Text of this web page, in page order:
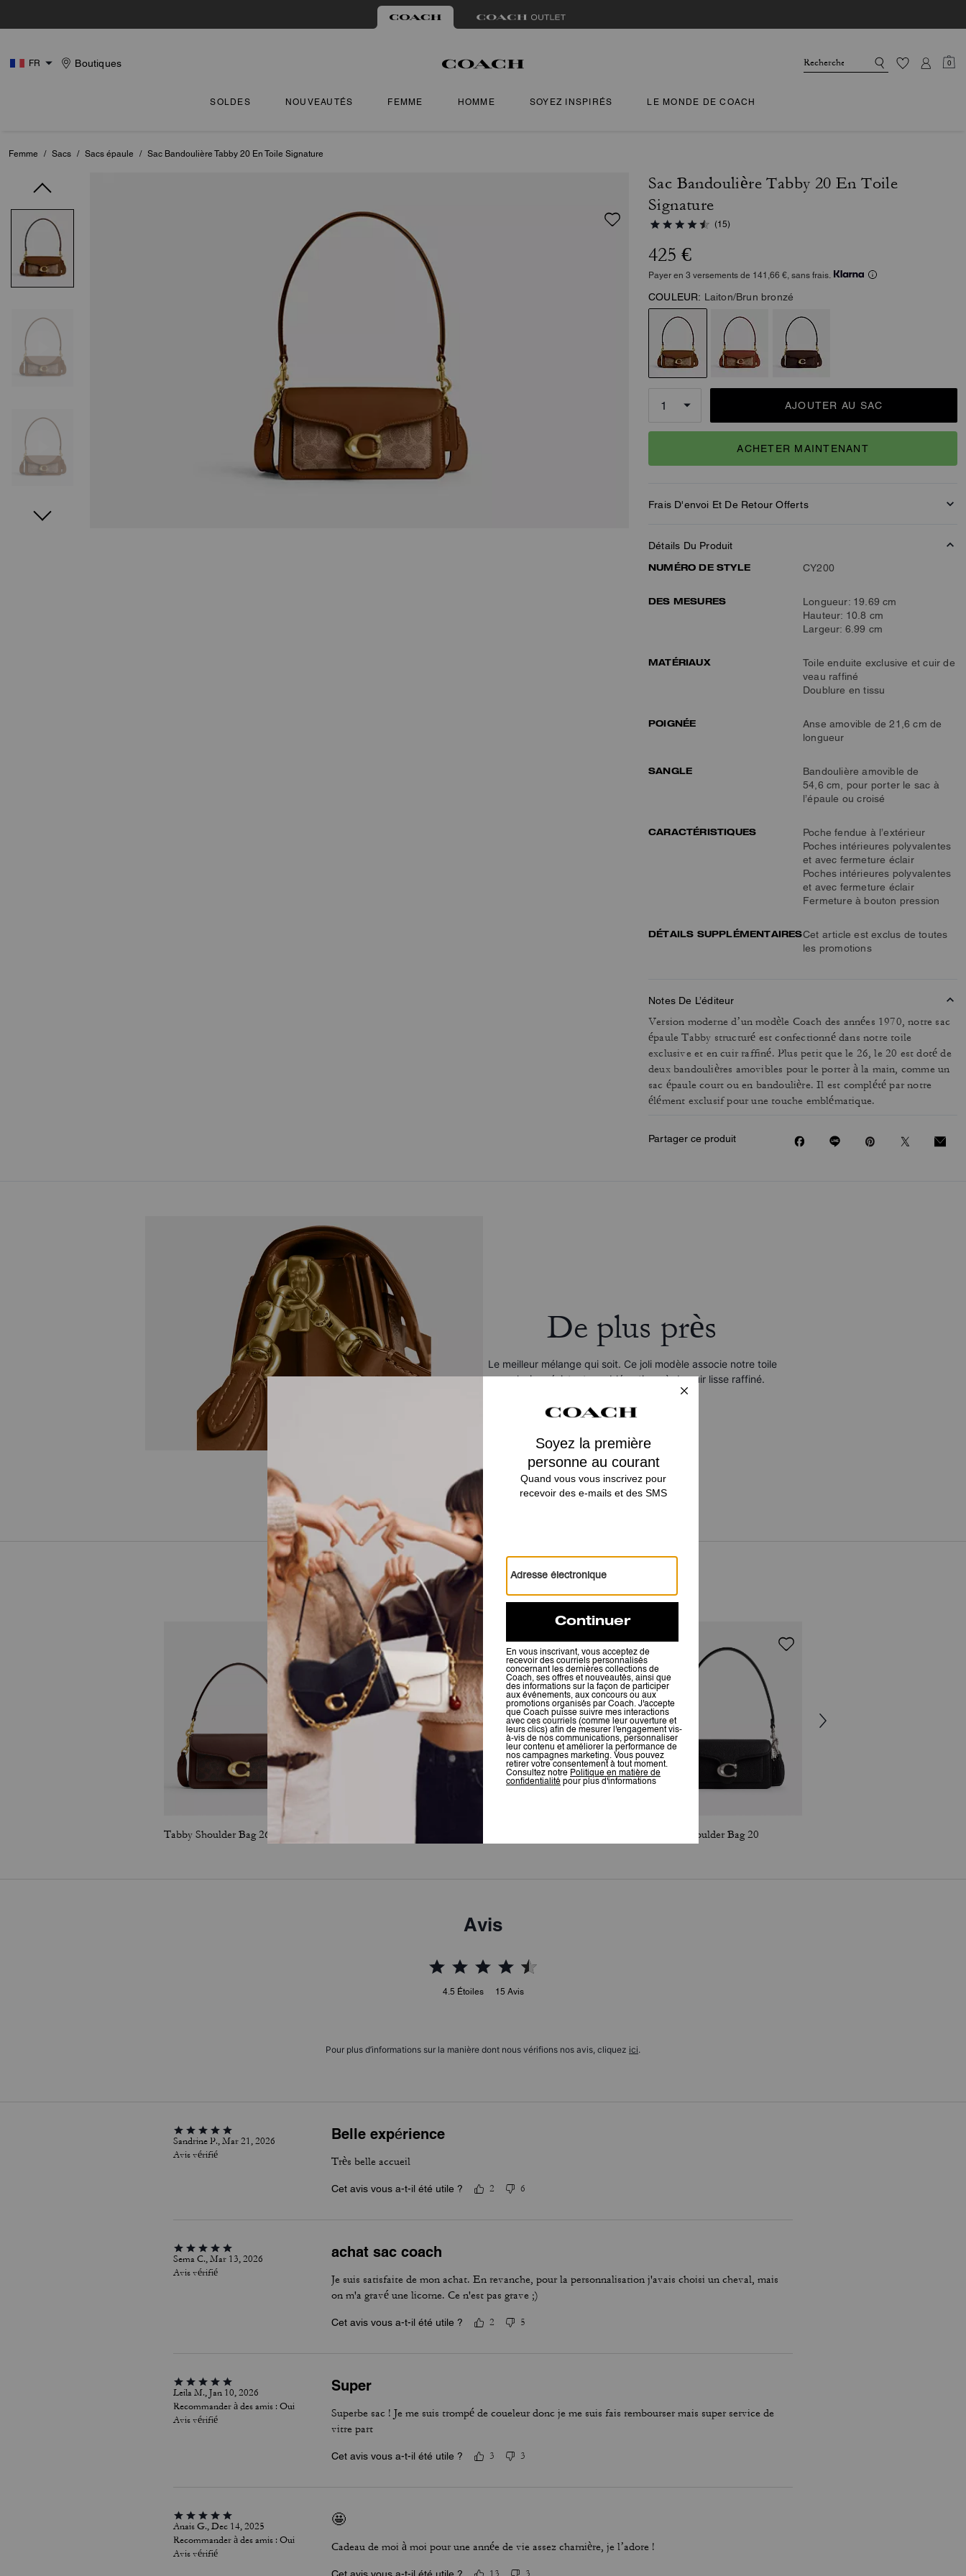
FR Boutiques 0
SOLDES NOUVEAUTÉS FEMME HOMME SOYEZ INSPIRÉS LE MONDE DE COACH
Femme / Sacs / Sacs épaule / Sac Bandoulière Tabby 20 En Toile Signature
Sac Bandoulière Tabby 20 En Toile
Signature
(15)
425 €
Payer en 3 versements de 141,66 €, sans frais.
COULEUR: Laiton/Brun bronzé
AJOUTER AU SAC
ACHETER MAINTENANT
Frais D'envoi Et De Retour Offerts
Détails Du Produit
NUMÉRO DE STYLE
CY200
DES MESURES
Longueur: 19.69 cm
Hauteur: 10.8 cm
Largeur: 6.99 cm
MATÉRIAUX
Toile enduite exclusive et cuir de
veau raffiné
Doublure en tissu
POIGNÉE
Anse amovible de 21,6 cm de
longueur
SANGLE
Bandoulière amovible de
54,6 cm, pour porter le sac à
l’épaule ou croisé
CARACTÉRISTIQUES
Poche fendue à l’extérieur
Poches intérieures polyvalentes
et avec fermeture éclair
Poches intérieures polyvalentes
et avec fermeture éclair
Fermeture à bouton pression
DÉTAILS SUPPLÉMENTAIRESCet article est exclus de toutes
les promotions
Notes De L’éditeur
Version moderne d’un modèle Coach des années 1970, notre sac
épaule Tabby structuré est confectionné dans notre toile
exclusive et en cuir raffiné. Plus petit que le 26, le 20 est doté de
deux bandoulières amovibles pour le porter à la main, comme un
sac épaule court ou en bandoulière. Il est complété par notre
élément exclusif pour une touche emblématique.
Partager ce produit
De plus près
Le meilleur mélange qui soit. Ce joli modèle associe notre toile
exclusive résistante emblématique à du cuir lisse raffiné.
Vous Aimerez Aussi
Tabby Shoulder Bag 20
Avis
4.5 Étoiles 15 Avis
Pour plus d’informations sur la manière dont nous vérifions nos avis, cliquez ici.
Sandrine P., Mar 21, 2026
Avis vérifié
Belle expérience
Très belle accueil
Cet avis vous a-t-il été utile ? 2 6
Sema C., Mar 13, 2026
Avis vérifié
achat sac coach
Je suis satisfaite de mon achat. En revanche, pour la personnalisation j'avais choisi un cheval, mais
on m'a gravé une licorne. Ce n'est pas grave ;)
Cet avis vous a-t-il été utile ? 2 5
Leila M., Jan 10, 2026
Recommander à des amis : Oui
Avis vérifié
Super
Superbe sac ! Je me suis trompé de coueleur donc je me suis fais rembourser mais super service de
vitre part
Cet avis vous a-t-il été utile ? 3 3
Anais G., Dec 14, 2025
Recommander à des amis : Oui
Avis vérifié
🤩
Cadeau de moi à moi pour une année de vie assez charnière, je l’adore !